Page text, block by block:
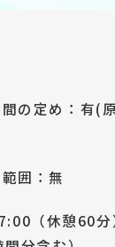
の定め：有(原
囲：無
（休憩60分